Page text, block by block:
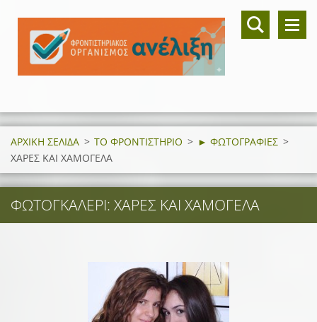
ΑΡΧΙΚΗ ΣΕΛΙΔΑ > ΤΟ ΦΡΟΝΤΙΣΤΗΡΙΟ > ► ΦΩΤΟΓΡΑΦΙΕΣ >
ΧΑΡΕΣ ΚΑΙ ΧΑΜΟΓΕΛΑ
ΦΩΤΟΓΚΑΛΕΡΊ: ΧΑΡΕΣ ΚΑΙ ΧΑΜΟΓΕΛΑ